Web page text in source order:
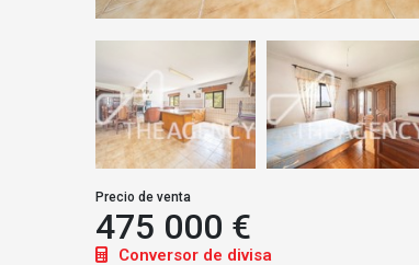
Precio de venta
475 000 €
Conversor de divisa